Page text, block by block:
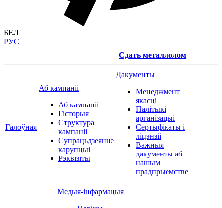
БЕЛ
РУС
Сдать металлолом
Галоўная
Аб кампаніі
Аб кампаніі
Гісторыя
Структура
кампаніі
Супрацьдзеянне
карупцыі
Рэквізіты
Дакументы
Менеджмент
якасці
Палітыкі
арганізацыі
Сертыфікаты і
ліцэнзіі
Важныя
дакументы аб
нашым
прадпрыемстве
Медыя-інфармацыя